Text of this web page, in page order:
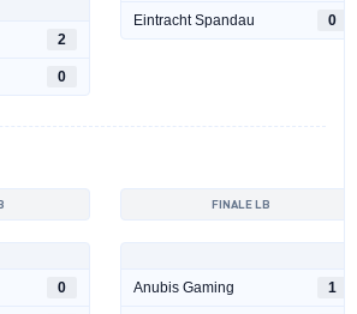
2
0
Eintracht Spandau 0
FINALE LB
0 Anubis Gaming 1